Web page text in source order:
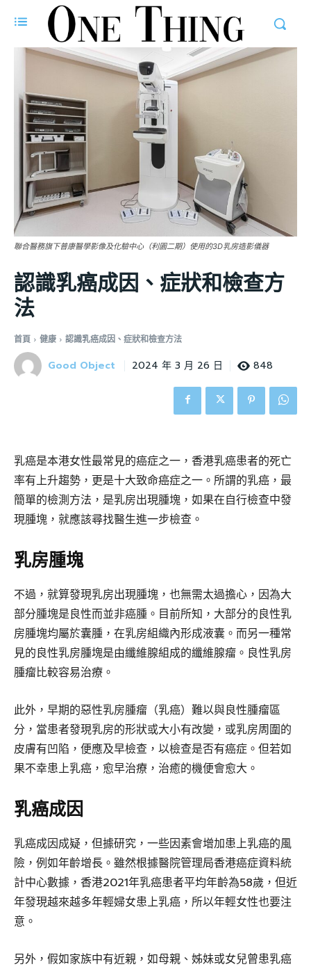
聯合醫務旗下普康醫學影像及化驗中心（利園二期）使用的3D乳房造影儀器
認識乳癌成因、症狀和檢查方
法
首頁 健康 認識乳癌成因、症狀和檢查方法
Good Object 2024 年 3 月 26 日 848
乳癌是本港女性最常見的癌症之一，香港乳癌患者的死亡
率有上升趨勢，更是十大致命癌症之一。所謂的乳癌，最
簡單的檢測方法，是乳房出現腫塊，如果在自行檢查中發
現腫塊，就應該尋找醫生進一步檢查。
乳房腫塊
不過，就算發現乳房出現腫塊，也無需太過擔心，因為大
部分腫塊是良性而並非癌腫。目前所知，大部分的良性乳
房腫塊均屬於囊腫，在乳房組織內形成液囊。而另一種常
見的良性乳房腫塊是由纖維腺組成的纖維腺瘤。良性乳房
腫瘤比較容易治療。
此外，早期的惡性乳房腫瘤（乳癌）難以與良性腫瘤區
分，當患者發現乳房的形狀或大小有改變，或乳房周圍的
皮膚有凹陷，便應及早檢查，以檢查是否有癌症。但若如
果不幸患上乳癌，愈早治療，治癒的機便會愈大。
乳癌成因
乳癌成因成疑，但據研究，一些因素會增加患上乳癌的風
險，例如年齡增長。雖然根據醫院管理局香港癌症資料統
計中心數據，香港2021年乳癌患者平均年齡為58歲，但近
年發現越來越多年輕婦女患上乳癌，所以年輕女性也要注
意。
另外，假如家族中有近親，如母親、姊妹或女兒曾患乳癌